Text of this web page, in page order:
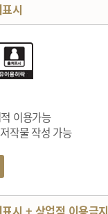
시
이용가능
작물 작성 가능
시 + 상업적 이용금지